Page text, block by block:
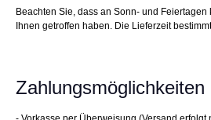
Beachten Sie, dass an Sonn- und
Ihnen getroffen haben. Die Lieferzeit
Zahlungsmöglichkeiten